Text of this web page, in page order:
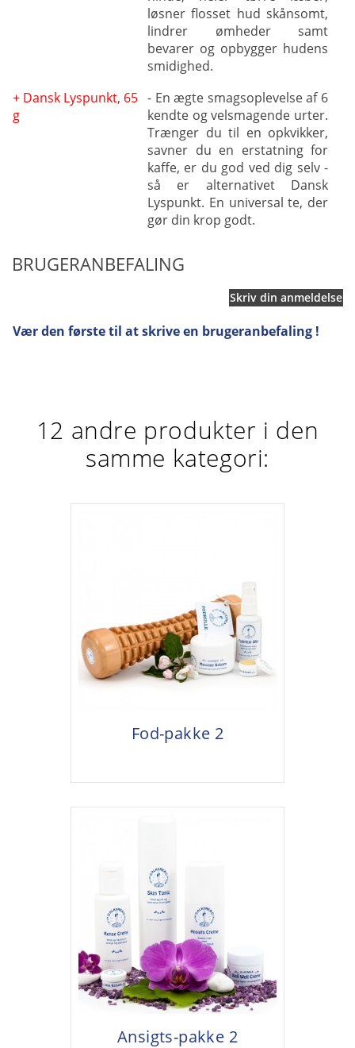
løsner flosset hud skånsomt,
lindrer ømheder samt
bevarer og opbygger hudens
smidighed.
+ Dansk Lyspunkt, 65
g
- En ægte smagsoplevelse af 6
kendte og velsmagende urter.
Trænger du til en opkvikker,
savner du en erstatning for
kaffe, er du god ved dig selv -
så er alternativet Dansk
Lyspunkt. En universal te, der
gør din krop godt.
BRUGERANBEFALING
Skriv din anmeldelse
Vær den første til at skrive en brugeranbefaling !
12 andre produkter i den
samme kategori:
Fod-pakke 2
Ansigts-pakke 2